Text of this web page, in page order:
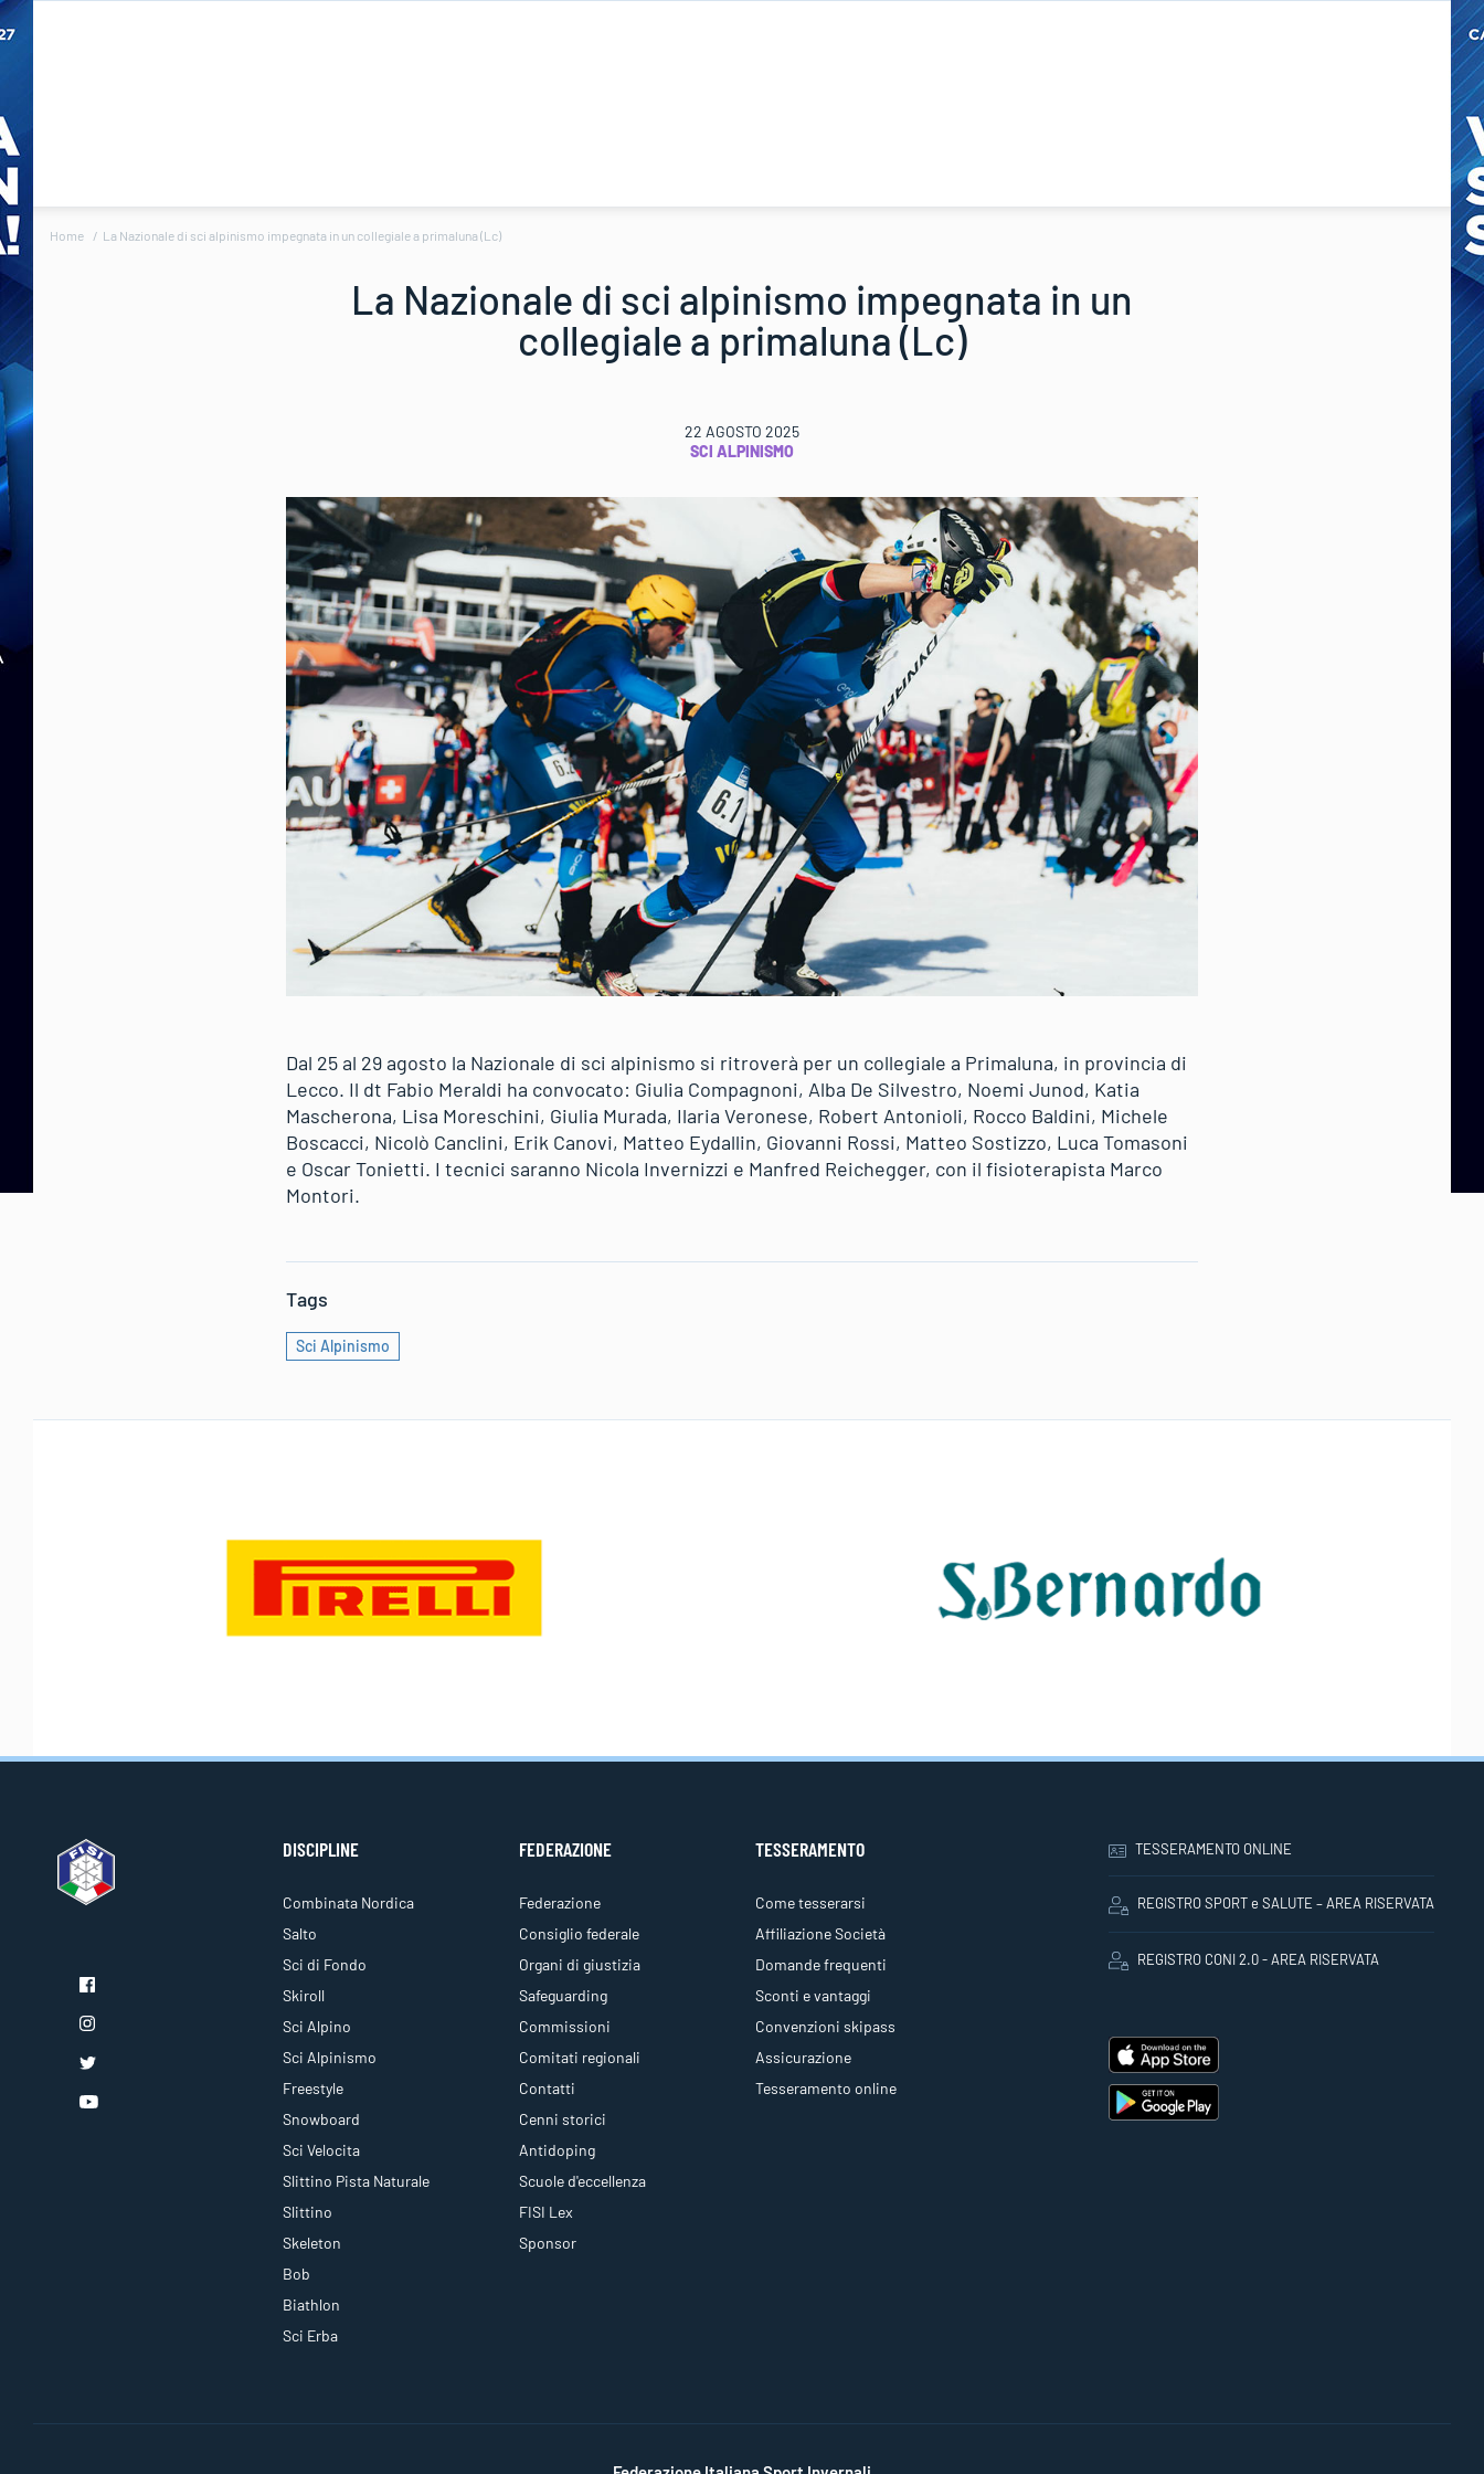
Home La Nazionale di sci alpinismo impegnata in un collegiale a primaluna (Lc)
La Nazionale di sci alpinismo impegnata in un
collegiale a primaluna (Lc)
22 AGOSTO 2025
SCI ALPINISMO
Dal 25 al 29 agosto la Nazionale di sci alpinismo si ritroverà per un collegiale a Primaluna, in provincia di
Lecco. Il dt Fabio Meraldi ha convocato: Giulia Compagnoni, Alba De Silvestro, Noemi Junod, Katia
Mascherona, Lisa Moreschini, Giulia Murada, Ilaria Veronese, Robert Antonioli, Rocco Baldini, Michele
Boscacci, Nicolò Canclini, Erik Canovi, Matteo Eydallin, Giovanni Rossi, Matteo Sostizzo, Luca Tomasoni
e Oscar Tonietti. I tecnici saranno Nicola Invernizzi e Manfred Reichegger, con il fisioterapista Marco
Montori.
Tags
Sci Alpinismo
DISCIPLINE
Combinata Nordica
Salto
Sci di Fondo
Skiroll
Sci Alpino
Sci Alpinismo
Freestyle
Snowboard
Sci Velocita
Slittino Pista Naturale
Slittino
Skeleton
Bob
Biathlon
Sci Erba
FEDERAZIONE
Federazione
Consiglio federale
Organi di giustizia
Safeguarding
Commissioni
Comitati regionali
Contatti
Cenni storici
Antidoping
Scuole d'eccellenza
FISI Lex
Sponsor
TESSERAMENTO
Come tesserarsi
Affiliazione Società
Domande frequenti
Sconti e vantaggi
Convenzioni skipass
Assicurazione
Tesseramento online
TESSERAMENTO ONLINE
REGISTRO SPORT e SALUTE – AREA RISERVATA
REGISTRO CONI 2.0 - AREA RISERVATA